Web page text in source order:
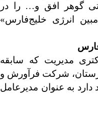
گوهر افق و… را در
انرژی خلیج‌فارس»
مدیریت که سابقه
شرکت فرآورش و
به عنوان مدیرعامل